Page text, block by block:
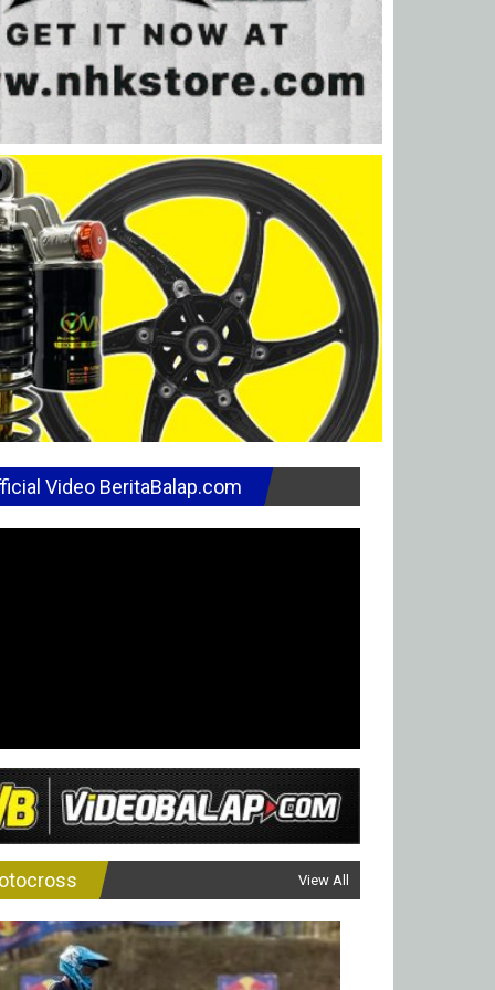
Video BeritaBalap.com
View All